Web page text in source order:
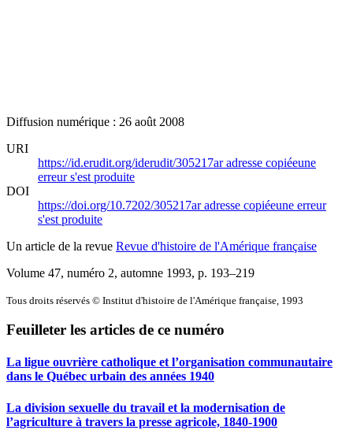
Diffusion numérique : 26 août 2008
URI
https://id.erudit.org/iderudit/305217aradresse copiéeune
erreur s'est produite
DOI
https://doi.org/10.7202/305217aradresse copiéeune erreur
s'est produite
Un article de la revue Revue d'histoire de l'Amérique française
Volume 47, numéro 2, automne 1993, p. 193–219
Tous droits réservés © Institut d'histoire de l'Amérique française, 1993
Feuilleter les articles de ce numéro
La ligue ouvrière catholique et l’organisation communautaire
dans le Québec urbain des années 1940
La division sexuelle du travail et la modernisation de
l’agriculture à travers la presse agricole, 1840-1900